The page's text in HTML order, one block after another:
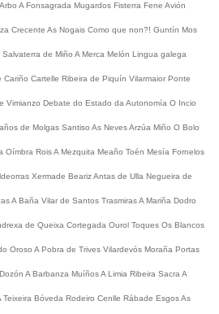
Arbo A Fonsagrada Mugardos Fisterra Fene Avión
Crecente As Nogais Como que non?! Guntín Mos
Salvaterra de Miño A Merca Melón Lingua galega
Cariño Cartelle Ribeira de Piquín Vilarmaior Ponte
Vimianzo Debate do Estado da Autonomía O Incio
de Molgas Santiso As NevesArzúa Miño O Bolo
Oímbra RoisA Mezquita Meaño Toén Mesía Fornelos
Xermade BearizAntas de Ulla Negueira de
A Baña Vilar de Santos TrasmirasA Mariña Dodro
de Queixa Cortegada Ourol Toques Os Blancos
Oroso A Pobra de Trives Vilardevós Moraña Portas
Dozón A Barbanza MuíñosA Limia Ribeira Sacra A
Teixeira Bóveda Rodeiro Cenlle Rábade EsgosAs